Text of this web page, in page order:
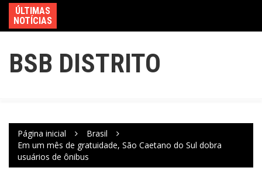
ÚLTIMAS
NOTÍCIAS
BSB DISTRITO
Página inicial
Brasil
Em um mês de gratuidade, São Caetano do Sul dobra
usuários de ônibus